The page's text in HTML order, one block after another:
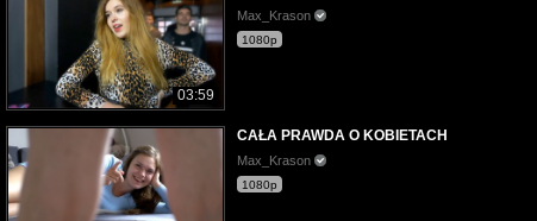
03:59
Max_Krason
1080p
CAŁA PRAWDA O KOBIETACH
Max_Krason
1080p